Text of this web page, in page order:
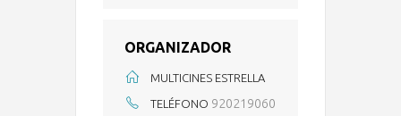
ORGANIZADOR
MULTICINES ESTRELLA
TELÉFONO 920219060